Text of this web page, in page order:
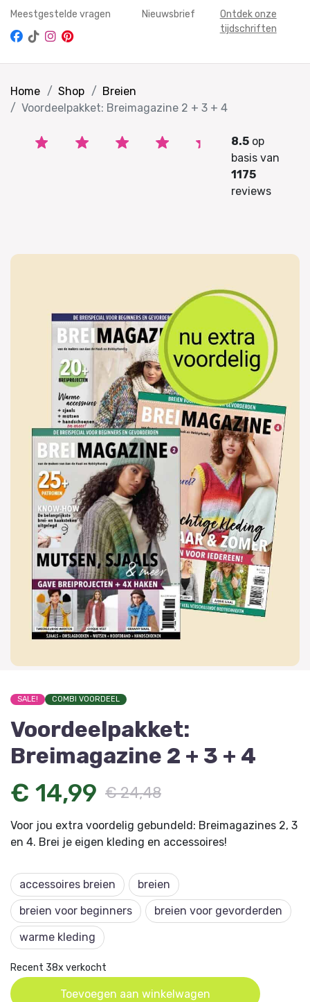
Meestgestelde vragen Nieuwsbrief
Ontdek onze
tijdschriften
Home Shop
Breien
Voordeelpakket: Breimagazine 2 + 3 + 4
8.5op
basis van
1175
reviews
SALE! COMBI VOORDEEL
Voordeelpakket:
Breimagazine 2 + 3 + 4
€ 14,99 € 24,48
Voor jou extra voordelig gebundeld: Breimagazines 2, 3
en 4. Brei je eigen kleding en accessoires!
accessoires breien
breien
breien voor beginners
breien voor gevorderden
warme kleding
Recent 38x verkocht
Oorspronkelijke
Huidige
Toevoegen aan winkelwagen